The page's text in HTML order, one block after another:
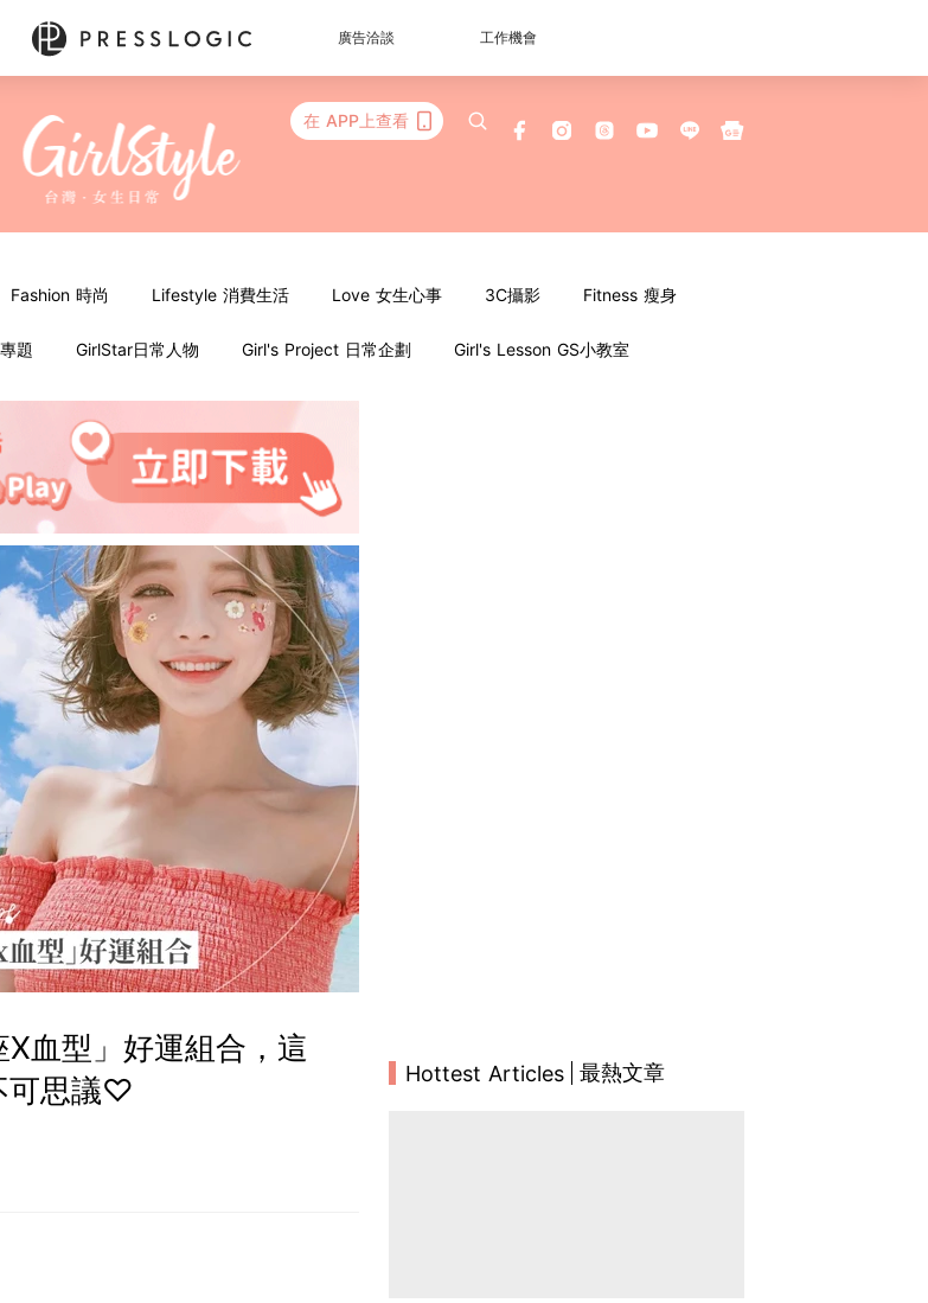
廣告洽談 工作機會
在 APP上查看
Fashion 時尚 Lifestyle 消費生活 Love 女生心事 3C攝影 Fitness 瘦身
題 GirlStar日常人物 Girl's Project 日常企劃 Girl's Lesson GS小教室
血型」好運組合，這
可思議♡
Hottest Articles 最熱文章